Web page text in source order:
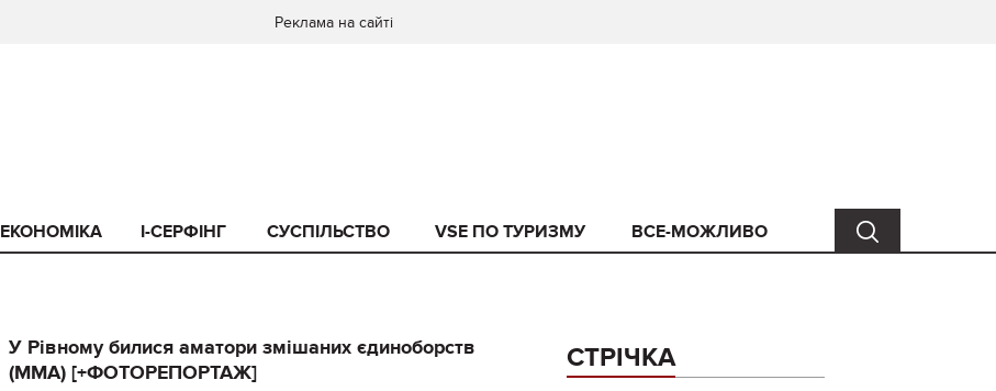
Реклама на сайті
ЕКОНОМІКА I-СЕРФІНГ СУСПІЛЬСТВО VSE ПО ТУРИЗМУ ВСЕ-МОЖЛИВО
У Рівному билися аматори змішаних єдиноборств
(ММА) [+ФОТОРЕПОРТАЖ]
СТРІЧКА